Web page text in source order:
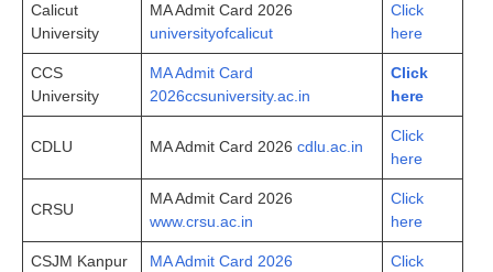
Calicut
University
MA Admit Card 2026
universityofcalicut
Click
here
CCS
University
MA Admit Card
2026ccsuniversity.ac.in
Click
here
CDLU MA Admit Card 2026 cdlu.ac.in
Click
here
CRSU
MA Admit Card 2026
www.crsu.ac.in
Click
here
CSJM Kanpur
MA Admit Card 2026
Click